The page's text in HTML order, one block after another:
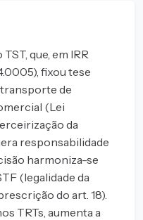
que, em IRR
fixou tese
de
(Lei
da
responsabilidade
harmoniza-se
(legalidade da
do art. 18).
TRTs, aumenta a